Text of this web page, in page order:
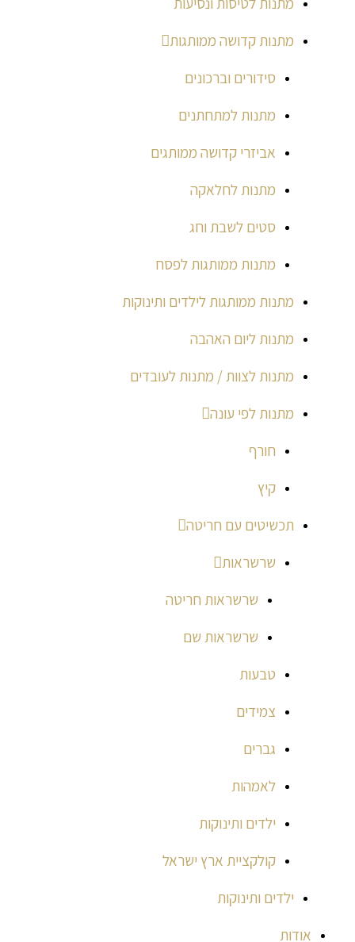
מתנות קדושה ממותגות
סידורים וברכונים
מתנות למתחתנים
אביזרי קדושה ממותגים
מתנות לחלאקה
סטים לשבת וחג
מתנות ממותגות לפסח
מתנות ממותגות לילדים ותינוקות
מתנות ליום האהבה
מתנות לצוות / מתנות לעובדים
מתנות לפי עונה
חורף
קיץ
תכשיטים עם חריטה
שרשראות
שרשראות חריטה
שרשראות שם
טבעות
צמידים
גברים
לאמהות
ילדים ותינוקות
קולקציית ארץ ישראל
ילדים ותינוקות
אודות